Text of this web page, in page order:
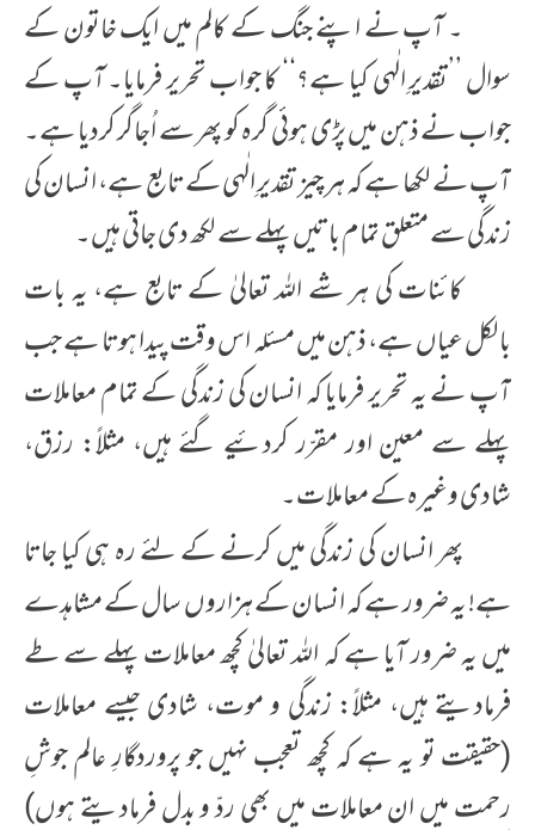
۔ آپ نے اپنے جنگ کے کالم میں ایک خاتون کے
سوال ’’تقدیرِ الٰہی کیا ہے؟‘‘ کا جواب تحریر فرمایا۔ آپ کے
جواب نے ذہن میں پڑی ہوئی گرہ کو پھر سے اُجاگر کردیا ہے۔
آپ نے لکھا ہے کہ ہر چیز تقدیرِ الٰہی کے تابع ہے، انسان کی
زندگی سے متعلق تمام باتیں پہلے سے لکھ دی جاتی ہیں۔
کائنات کی ہر شے اللہ تعالیٰ کے تابع ہے، یہ بات
بالکل عیاں ہے، ذہن میں مسئلہ اس وقت پیدا ہوتا ہے جب
آپ نے یہ تحریر فرمایا کہ انسان کی زندگی کے تمام معاملات
پہلے سے معین اور مقرّر کردئیے گئے ہیں، مثلاً: رزق،
شادی وغیرہ کے معاملات۔
پھر انسان کی زندگی میں کرنے کے لئے رہ ہی کیا جاتا
ہے! یہ ضرور ہے کہ انسان کے ہزاروں سال کے مشاہدے
میں یہ ضرور آیا ہے کہ اللہ تعالیٰ کچھ معاملات پہلے سے طے
فرمادیتے ہیں، مثلاً: زندگی و موت، شادی جیسے معاملات
(حقیقت تو یہ ہے کہ کچھ تعجب نہیں جو پروردگارِ عالم جوشِ
رحمت میں ان معاملات میں بھی ردّ و بدل فرمادیتے ہوں)